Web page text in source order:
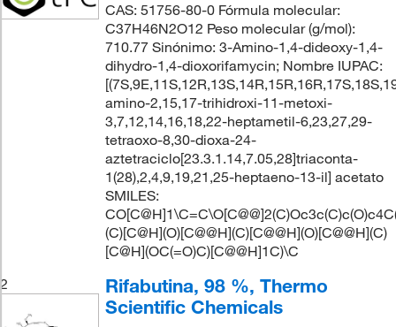
CAS: 51756-80-0 Fórmula molecular:
C37H46N2O12 Peso molecular (g/mol):
710.77 Sinónimo: 3-Amino-1,4-dideoxy-1,4-
dihydro-1,4-dioxorifamycin; Nombre IUPAC:
amino-2,15,17-trihidroxi-11-metoxi-
3,7,12,14,16,18,22-heptametil-6,23,27,29-
tetraoxo-8,30-dioxa-24-
aztetraciclo[23.3.1.14,7.05,28]triaconta-
1(28),2,4,9,19,21,25-heptaeno-13-il] acetato
SMILES:
(C)[C@H](O)[C@@H](C)[C@@H](O)[C@@H](C)
[C@H](OC(=O)C)[C@@H]1C)\C
2
Rifabutina, 98 %, Thermo
Scientific Chemicals